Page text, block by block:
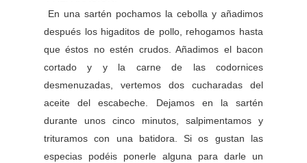
En una sartén pochamos la cebolla y añadimos
después los higaditos de pollo, rehogamos hasta
que éstos no estén crudos. Añadimos el bacon
cortado y y la carne de las codornices
desmenuzadas, vertemos dos cucharadas del
aceite del escabeche. Dejamos en la sartén
durante unos cinco minutos, salpimentamos y
trituramos con una batidora. Si os gustan las
especias podéis ponerle alguna para darle un